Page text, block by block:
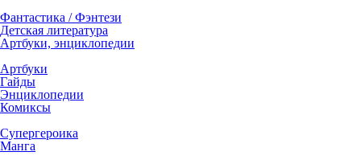
Фантастика / Фэнтези
Детская литература
Артбуки, энциклопедии
Артбуки
Гайды
Энциклопедии
Комиксы
Супергероика
Манга